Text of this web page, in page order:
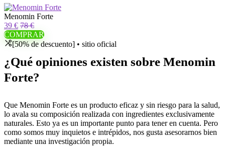
Menomin Forte
39 € 78 €
COMPRAR
[50% de descuento] • sitio oficial
¿Qué opiniones existen sobre Menomin
Forte?
Que Menomin Forte es un producto eficaz y sin riesgo para la salud,
lo avala su composición realizada con ingredientes exclusivamente
naturales. Esto ya es un importante punto para tener en cuenta. Pero
como somos muy inquietos e intrépidos, nos gusta asesorarnos bien
mediante una investigación propia.